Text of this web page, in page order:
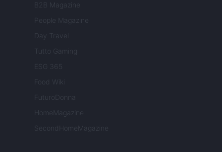
B2B Magazine
People Magazine
Day Travel
Tutto Gaming
ESG 365
Food Wiki
FuturoDonna
HomeMagazine
SecondHomeMagazine